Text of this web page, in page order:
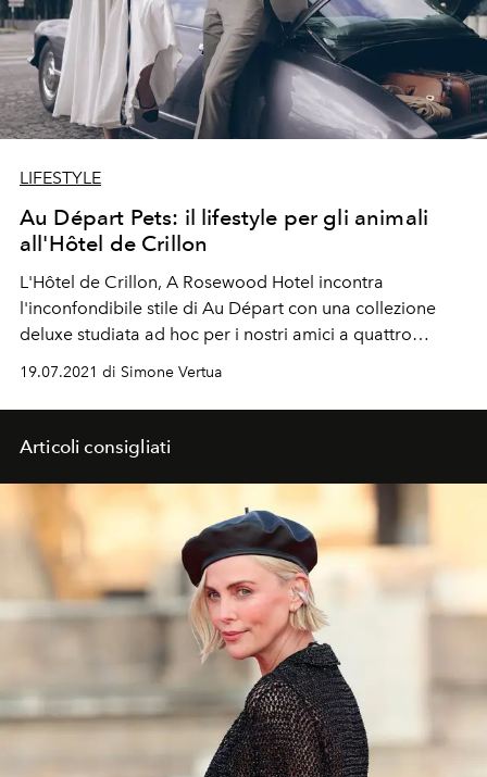
LIFESTYLE
Au Départ Pets: il lifestyle per gli animali
all'Hôtel de Crillon
L'Hôtel de Crillon, A Rosewood Hotel incontra
l'inconfondibile stile di Au Départ con una collezione
deluxe studiata ad hoc per i nostri amici a quattro
19.07.2021 di Simone Vertua
Articoli consigliati